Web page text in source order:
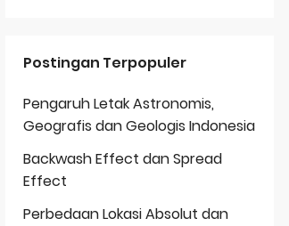
Postingan Terpopuler
Pengaruh Letak Astronomis,
Geografis dan Geologis Indonesia
Backwash Effect dan Spread
Effect
Perbedaan Lokasi Absolut dan